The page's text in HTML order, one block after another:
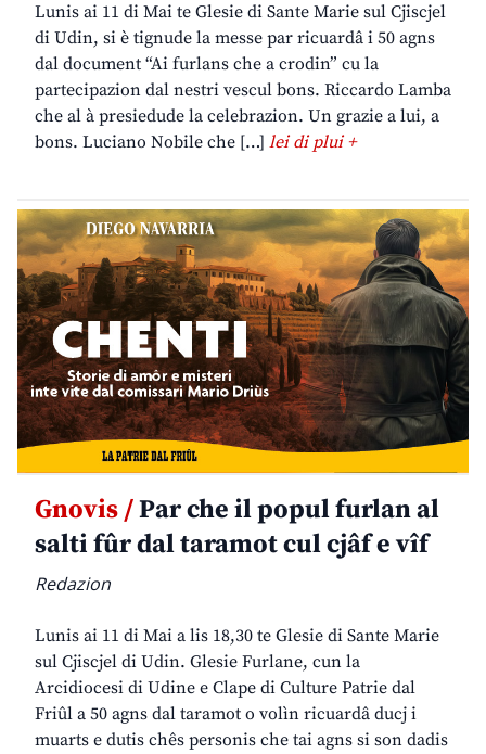
Lunis ai 11 di Mai te Glesie di Sante Marie sul Cjiscjel
di Udin, si è tignude la messe par ricuardâ i 50 agns
dal document “Ai furlans che a crodin” cu la
partecipazion dal nestri vescul bons. Riccardo Lamba
che al à presiedude la celebrazion. Un grazie a lui, a
bons. Luciano Nobile che […] lei di plui +
Gnovis /Par che il popul furlan al
salti fûr dal taramot cul cjâf e vîf
Redazion
Lunis ai 11 di Mai a lis 18,30 te Glesie di Sante Marie
sul Cjiscjel di Udin. Glesie Furlane, cun la
Arcidiocesi di Udine e Clape di Culture Patrie dal
Friûl a 50 agns dal taramot o volìn ricuardâ ducj i
muarts e dutis chês personis che tai agns si son dadis